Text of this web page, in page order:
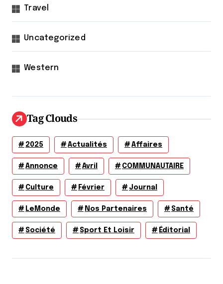
Travel
Uncategorized
Western
Tag Clouds
2025 Actualités Affaires
Annonce Avril COMMUNAUTAIRE
Culture Février Journal
LeMonde Nos Partenaires Santé
Société Sport Et Loisir Éditorial